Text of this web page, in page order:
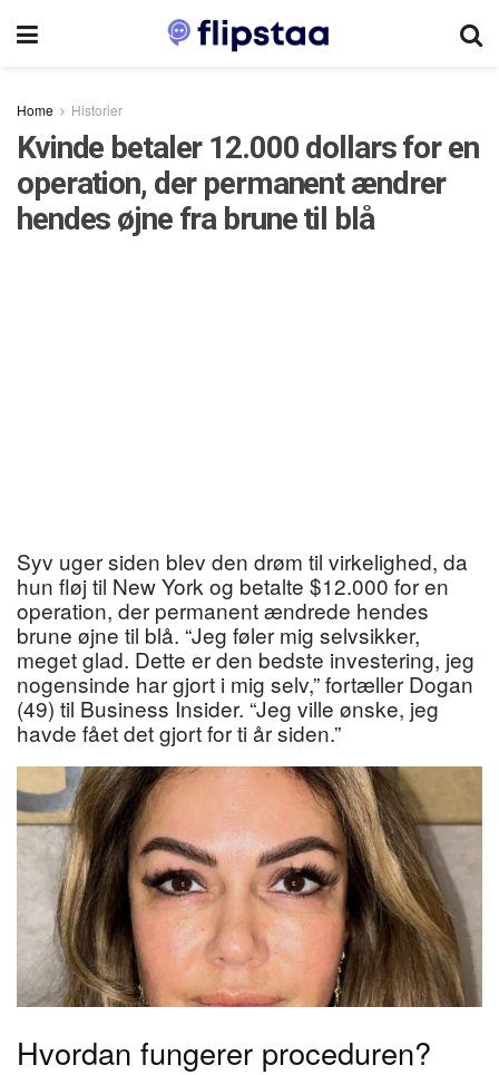
Home Historier
Kvinde betaler 12.000 dollars for en
operation, der permanent ændrer
hendes øjne fra brune til blå
Syv uger siden blev den drøm til virkelighed, da
hun fløj til New York og betalte $12.000 for en
operation, der permanent ændrede hendes
brune øjne til blå. “Jeg føler mig selvsikker,
meget glad. Dette er den bedste investering, jeg
nogensinde har gjort i mig selv,” fortæller Dogan
(49) til Business Insider. “Jeg ville ønske, jeg
havde fået det gjort for ti år siden.”
Hvordan fungerer proceduren?